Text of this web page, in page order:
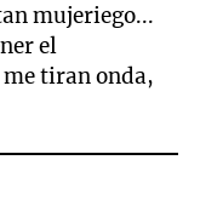
mujeriego...
el
tiran onda,